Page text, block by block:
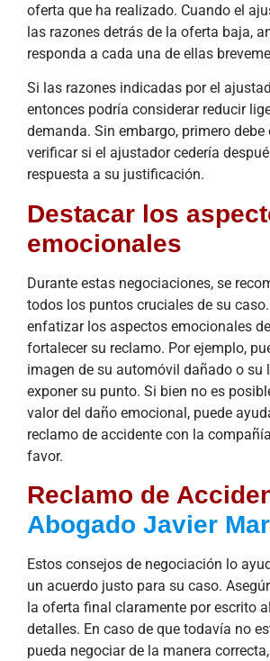
oferta que ha realizado. Cuando el
las razones detrás de la oferta baja,
responda a cada una de ellas
Si las razones indicadas por el
entonces podría considerar reducir
demanda. Sin embargo, primero debe
verificar si el ajustador cedería
respuesta a su justificación.
Destacar los
emocionales
Durante estas negociaciones, se
todos los puntos cruciales de su
enfatizar los aspectos emocionales
fortalecer su reclamo. Por ejemplo,
imagen de su automóvil dañado o su
exponer su punto. Si bien no es
valor del daño emocional, puede
reclamo de accidente con la
favor.
Reclamo de
Abogado Javier
Estos consejos de negociación lo
un acuerdo justo para su caso.
la oferta final claramente por escrito
detalles. En caso de que todavía no
pueda negociar de la manera